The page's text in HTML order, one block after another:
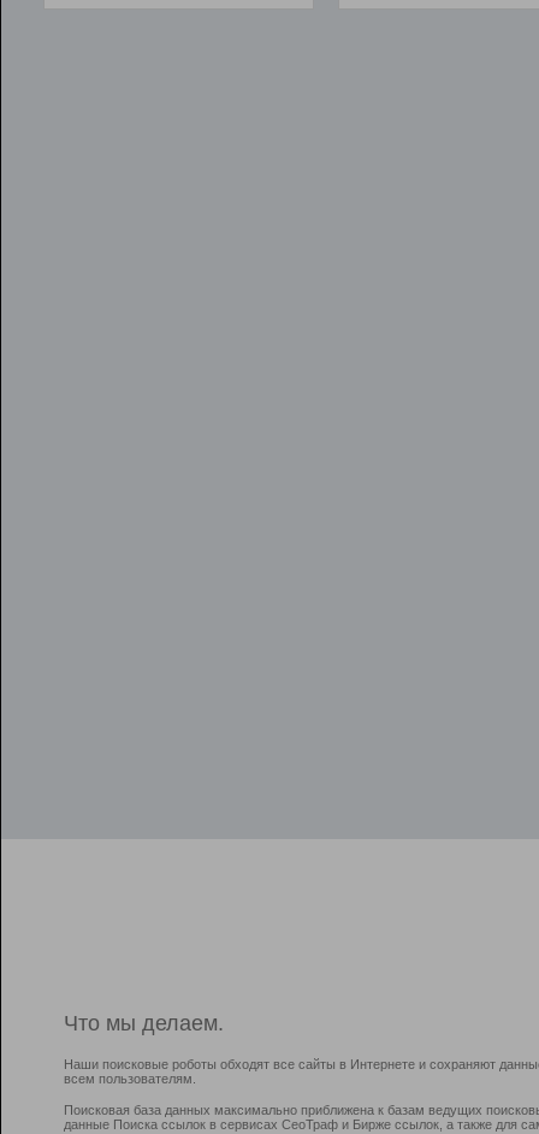
Что мы делаем.
Наши поисковые роботы обходят все сайты в Интернете и сохраняют
всем пользователям.
Поисковая база данных максимально приближена к базам ведущих
данные Поиска ссылок в сервисах СеоТраф и Бирже ссылок, а также для